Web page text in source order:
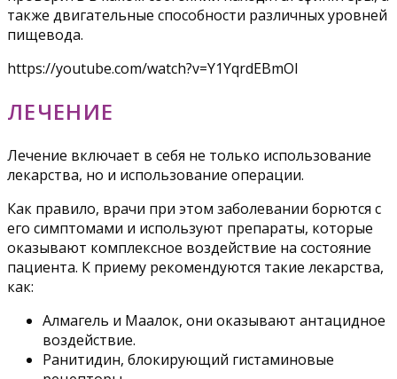
также двигательные способности различных уровней
пищевода.
https://youtube.com/watch?v=Y1YqrdEBmOI
ЛЕЧЕНИЕ
Лечение включает в себя не только использование
лекарства, но и использование операции.
Как правило, врачи при этом заболевании борются с
его симптомами и используют препараты, которые
оказывают комплексное воздействие на состояние
пациента. К приему рекомендуются такие лекарства,
как:
Алмагель и Маалок, они оказывают антацидное
воздействие.
Ранитидин, блокирующий гистаминовые